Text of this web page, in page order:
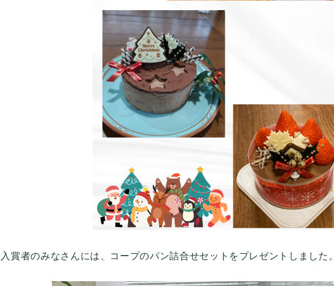
入賞者のみなさんには、コープのパン詰合せセットをプレゼントしました。